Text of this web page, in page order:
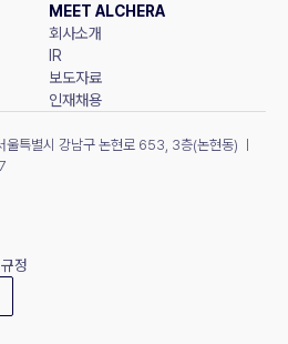
MEET ALCHERA
회사소개
IR
보도자료
인재채용
특별시 강남구 논현로 653, 3층(논현동) ㅣ
정